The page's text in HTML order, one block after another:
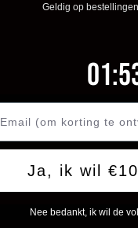
Longsleeve
Geldig op
1
01: 52
Ja, ik wil
Nee bedankt, ik wil de